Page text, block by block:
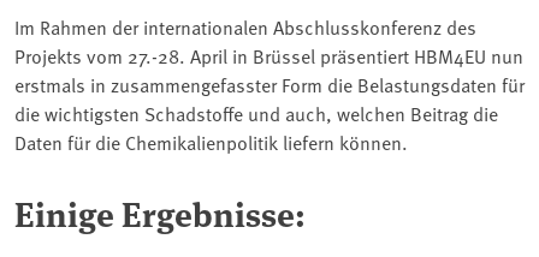
Im Rahmen der internationalen Abschlusskonferenz des
Projekts vom 27.-28. April in Brüssel präsentiert HBM4EU nun
erstmals in zusammengefasster Form die Belastungsdaten für
die wichtigsten Schadstoffe und auch, welchen Beitrag die
Daten für die Chemikalienpolitik liefern können.
Einige Ergebnisse: